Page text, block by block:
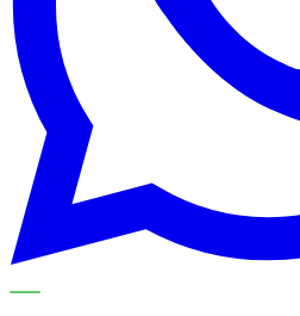
METECH